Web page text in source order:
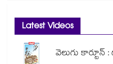
Latest Videos
వెలుగు